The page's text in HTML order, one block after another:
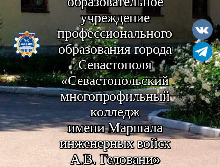
учреждение
профессионального
образования города
Севастополя
«Севастопольский
многопрофильный
колледж
имени Маршала
инженерных войск
А.В. Геловани»